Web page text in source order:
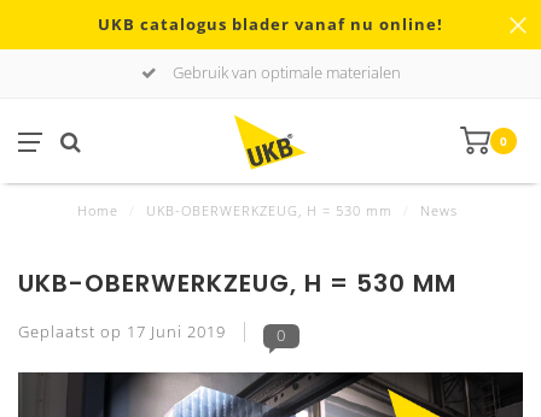
UKB catalogus blader vanaf nu online!
Gebruik van optimale materialen
0
Home UKB-OBERWERKZEUG, H = 530 mm News
UKB-OBERWERKZEUG, H = 530 MM
Geplaatst op 17 Juni 2019 0